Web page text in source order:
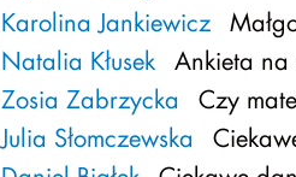
Karolina Jankiewicz
Natalia Kłusek
Ankieta na
Zosia Zabrzycka
Czy
Julia Słomczewska